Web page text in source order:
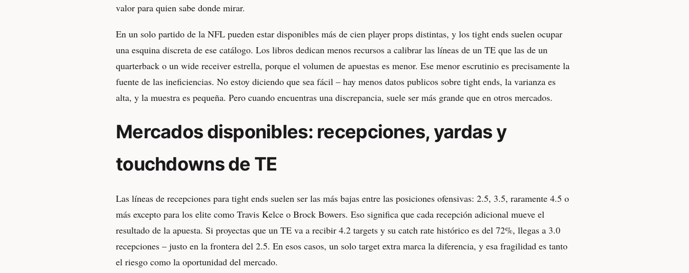
valor para quien sabe donde mirar.
En un solo partido de la NFL pueden estar disponibles más de cien player props distintas, y los tight ends suelen ocupar
una esquina discreta de ese catálogo. Los libros dedican menos recursos a calibrar las líneas de un TE que las de un
quarterback o un wide receiver estrella, porque el volumen de apuestas es menor. Ese menor escrutinio es precisamente la
fuente de las ineficiencias. No estoy diciendo que sea fácil – hay menos datos publicos sobre tight ends, la varianza es
alta, y la muestra es pequeña. Pero cuando encuentras una discrepancia, suele ser más grande que en otros mercados.
Mercados disponibles: recepciones, yardas y
touchdowns de TE
Las líneas de recepciones para tight ends suelen ser las más bajas entre las posiciones ofensivas: 2.5, 3.5, raramente 4.5 o
más excepto para los elite como Travis Kelce o Brock Bowers. Eso significa que cada recepción adicional mueve el
resultado de la apuesta. Si proyectas que un TE va a recibir 4.2 targets y su catch rate histórico es del 72%, llegas a 3.0
recepciones – justo en la frontera del 2.5. En esos casos, un solo target extra marca la diferencia, y esa fragilidad es tanto
el riesgo como la oportunidad del mercado.